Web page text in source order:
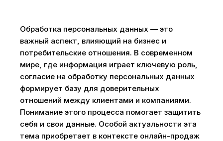
Обработка персональных данных — это
важный аспект, влияющий на бизнес и
потребительские отношения. В современном
мире, где информация играет ключевую роль,
согласие на обработку персональных данных
формирует базу для доверительных
отношений между клиентами и компаниями.
Понимание этого процесса помогает защитить
себя и свои данные. Особой актуальности эта
тема приобретает в контексте онлайн-продаж